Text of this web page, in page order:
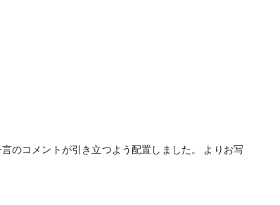
のコメントが引き立つよう配置しました。 よりお写